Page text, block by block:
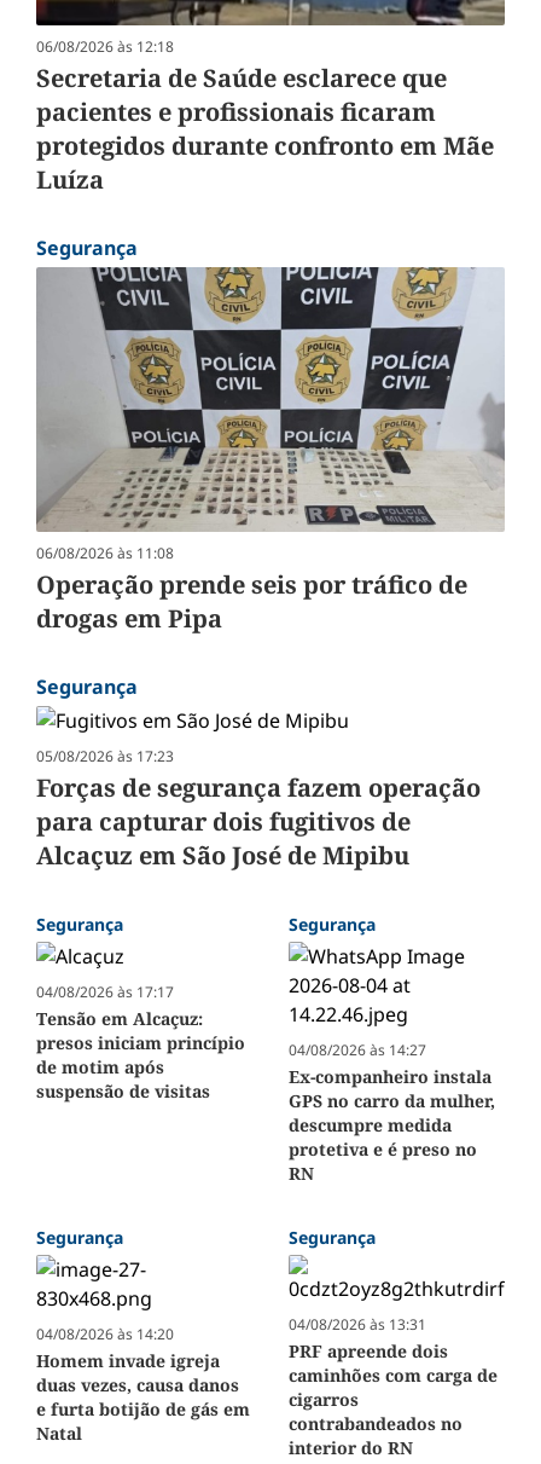
06/08/2026 às 12:18
Secretaria de Saúde esclarece que
pacientes e profissionais ficaram
protegidos durante confronto em Mãe
Luíza
Segurança
06/08/2026 às 11:08
Operação prende seis por tráfico de
drogas em Pipa
Segurança
05/08/2026 às 17:23
Forças de segurança fazem operação
para capturar dois fugitivos de
Alcaçuz em São José de Mipibu
Segurança
04/08/2026 às 17:17
Tensão em Alcaçuz:
presos iniciam princípio
de motim após
suspensão de visitas
Segurança
04/08/2026 às 14:27
Ex-companheiro instala
GPS no carro da mulher,
descumpre medida
protetiva e é preso no
RN
Segurança
04/08/2026 às 14:20
Homem invade igreja
duas vezes, causa danos
e furta botijão de gás em
Natal
Segurança
04/08/2026 às 13:31
PRF apreende dois
caminhões com carga de
cigarros
contrabandeados no
interior do RN